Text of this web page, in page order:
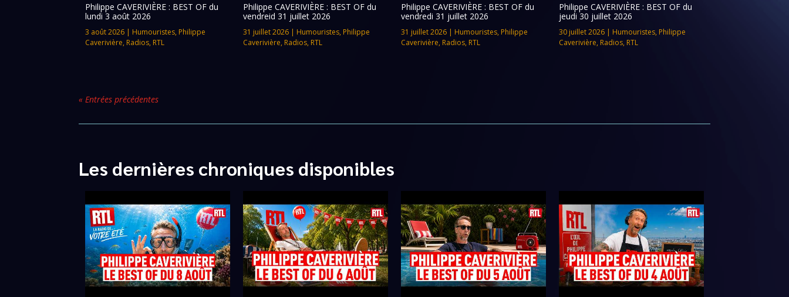
Philippe CAVERIVIÈRE : BEST OF du
lundi 3 août 2026
3 août 2026 | Humouristes, Philippe
Caverivière, Radios, RTL
Philippe CAVERIVIÈRE : BEST OF du
vendreid 31 juillet 2026
31 juillet 2026| Humouristes, Philippe
Caverivière, Radios, RTL
Philippe CAVERIVIÈRE : BEST OF du
vendredi 31 juillet 2026
31 juillet 2026| Humouristes, Philippe
Caverivière, Radios, RTL
Philippe CAVERIVIÈRE : BEST OF du
jeudi 30 juillet 2026
30 juillet 2026| Humouristes, Philippe
Caverivière, Radios, RTL
« Entrées précédentes
Les dernières chroniques disponibles